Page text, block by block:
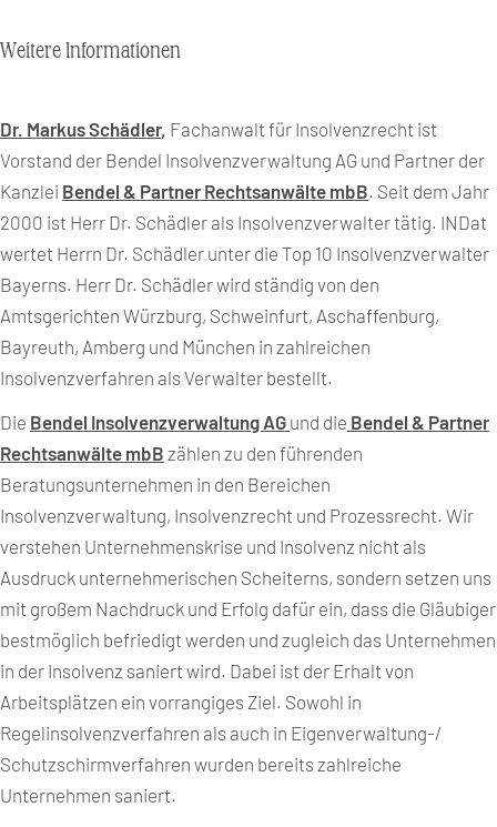
Weitere Informationen
Dr. Markus Schädler, Fachanwalt für Insolvenzrecht ist
Vorstand der Bendel Insolvenzverwaltung AG und Partner der
Kanzlei Bendel & Partner Rechtsanwälte mbB. Seit dem Jahr
2000 ist Herr Dr. Schädler als Insolvenzverwalter tätig. INDat
wertet Herrn Dr. Schädler unter die Top 10 Insolvenzverwalter
Bayerns. Herr Dr. Schädler wird ständig von den
Amtsgerichten Würzburg, Schweinfurt, Aschaffenburg,
Bayreuth, Amberg und München in zahlreichen
Insolvenzverfahren als Verwalter bestellt.
Die Bendel Insolvenzverwaltung AG und die Bendel & Partner
Rechtsanwälte mbB zählen zu den führenden
Beratungsunternehmen in den Bereichen
Insolvenzverwaltung, Insolvenzrecht und Prozessrecht. Wir
verstehen Unternehmenskrise und Insolvenz nicht als
Ausdruck unternehmerischen Scheiterns, sondern setzen uns
mit großem Nachdruck und Erfolg dafür ein, dass die Gläubiger
bestmöglich befriedigt werden und zugleich das Unternehmen
in der Insolvenz saniert wird. Dabei ist der Erhalt von
Arbeitsplätzen ein vorrangiges Ziel. Sowohl in
Regelinsolvenzverfahren als auch in Eigenverwaltung-/
Schutzschirmverfahren wurden bereits zahlreiche
Unternehmen saniert.